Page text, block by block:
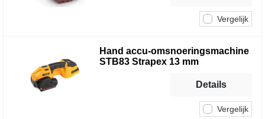
Vergelijk
Hand accu-omsnoeringsmachine
STB83 Strapex 13 mm
Vergelijk
Details